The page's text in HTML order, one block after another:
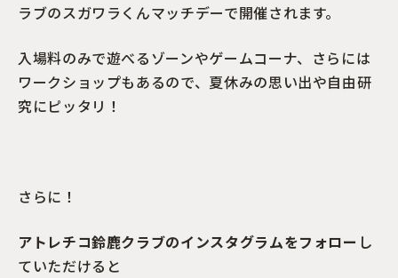
ラブのスガワラくんマッチデーで開催されます。
入場料のみで遊べるゾーンやゲームコーナ、さらには
ワークショップもあるので、夏休みの思い出や自由研
究にピッタリ！
さらに！
アトレチコ鈴鹿クラブのインスタグラムをフォロー し
ていただけると